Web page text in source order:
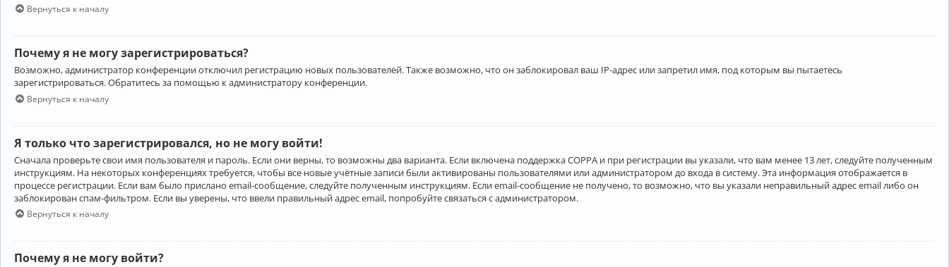
Вернуться к началу
Почему я не могу зарегистрироваться?
Возможно, администратор конференции отключил регистрацию новых пользователей. Также возможно, что он заблокировал ваш IP-адрес или запретил имя, под которым вы пытаетесь
зарегистрироваться. Обратитесь за помощью к администратору конференции.
Вернуться к началу
Я только что зарегистрировался, но не могу войти!
Сначала проверьте свои имя пользователя и пароль. Если они верны, то возможны два варианта. Если включена поддержка COPPA и при регистрации вы указали, что вам менее 13 лет, следуйте полученным
инструкциям. На некоторых конференциях требуется, чтобы все новые учётные записи были активированы пользователями или администратором до входа в систему. Эта информация отображается в
процессе регистрации. Если вам было прислано email-сообщение, следуйте полученным инструкциям. Если email-сообщение не получено, то возможно, что вы указали неправильный адрес email либо он
заблокирован спам-фильтром. Если вы уверены, что ввели правильный адрес email, попробуйте связаться с администратором.
Вернуться к началу
Почему я не могу войти?